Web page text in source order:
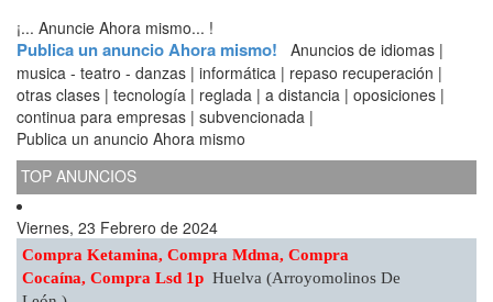
¡... Anuncie Ahora mismo... !
Publica un anuncio Ahora mismo! Anuncios de idiomas |
musica - teatro - danzas | informática | repaso recuperación |
otras clases | tecnología | reglada | a distancia | oposiciones |
continua para empresas | subvencionada |
Publica un anuncio Ahora mismo
TOP ANUNCIOS
Viernes, 23 Febrero de 2024
Compra Ketamina, Compra Mdma, Compra
Cocaína, Compra Lsd 1p Huelva (Arroyomolinos De